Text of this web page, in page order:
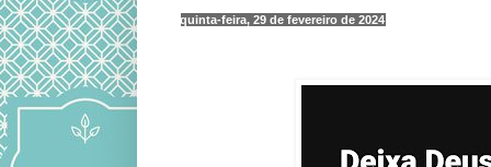
quinta-feira, 29 de fevereiro de 2024